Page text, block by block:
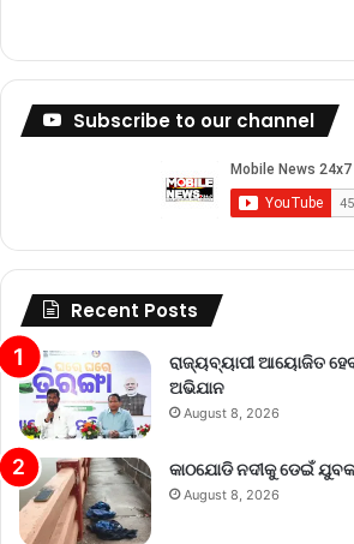
Subscribe to our channel
Recent Posts
ରାଜ୍ୟବ୍ୟାପୀ ଆୟୋଜିତ
ଅଭିଯାନ
August 8, 2026
କାଠଯୋଡି ନଦୀକୁ ଡେଇଁ
August 8, 2026